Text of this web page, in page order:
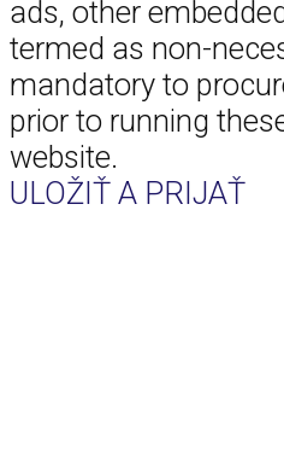
ads, other
termed as non-
mandatory to
prior to running
website.
ULOŽIŤ A PRIJAŤ